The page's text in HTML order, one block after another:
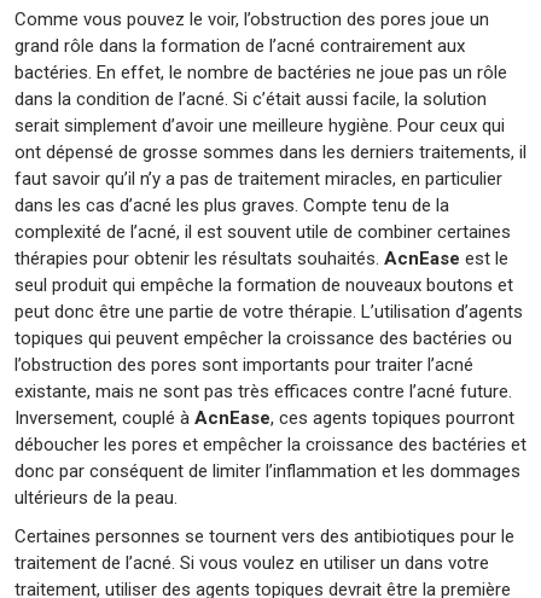
Comme vous pouvez le voir, l’obstruction des pores joue un
grand rôle dans la formation de l’acné contrairement aux
bactéries. En effet, le nombre de bactéries ne joue pas un rôle
dans la condition de l’acné. Si c’était aussi facile, la solution
serait simplement d’avoir une meilleure hygiène. Pour ceux qui
ont dépensé de grosse sommes dans les derniers traitements, il
faut savoir qu’il n’y a pas de traitement miracles, en particulier
dans les cas d’acné les plus graves. Compte tenu de la
complexité de l’acné, il est souvent utile de combiner certaines
thérapies pour obtenir les résultats souhaités. AcnEase est le
seul produit qui empêche la formation de nouveaux boutons et
peut donc être une partie de votre thérapie. L’utilisation d’agents
topiques qui peuvent empêcher la croissance des bactéries ou
l’obstruction des pores sont importants pour traiter l’acné
existante, mais ne sont pas très efficaces contre l’acné future.
Inversement, couplé à AcnEase, ces agents topiques pourront
déboucher les pores et empêcher la croissance des bactéries et
donc par conséquent de limiter l’inflammation et les dommages
ultérieurs de la peau.
Certaines personnes se tournent vers des antibiotiques pour le
traitement de l’acné. Si vous voulez en utiliser un dans votre
traitement, utiliser des agents topiques devrait être la première